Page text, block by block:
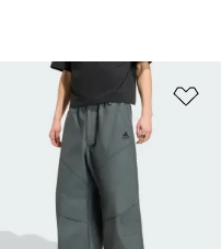
a la lista de deseos